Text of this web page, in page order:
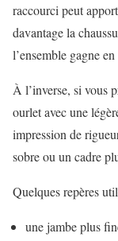
raccourci peut
davantage la
l’ensemble gagne
À l’inverse, si vous
ourlet avec une
impression de
sobre ou un cadre
Quelques repères
une jambe plus